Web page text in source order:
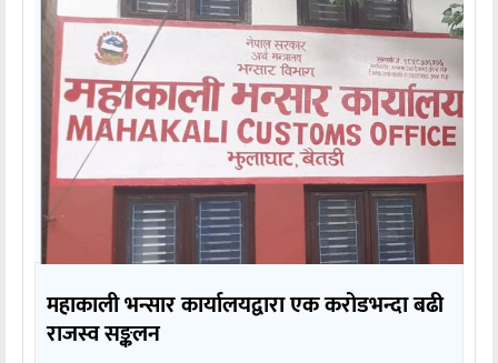
महाकाली भन्सार कार्यालयद्वारा एक करोडभन्दा बढी
राजस्व सङ्कलन